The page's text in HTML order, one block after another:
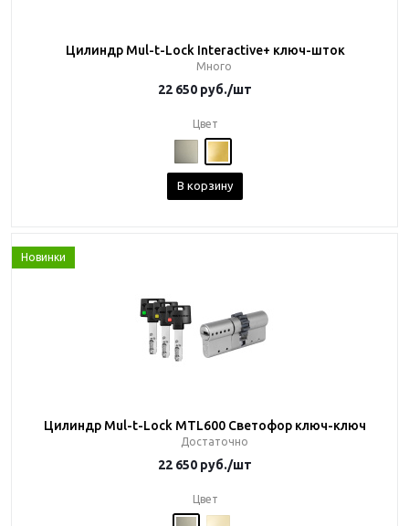
Цилиндр Mul-t-Lock Interactive+ ключ-шток
Много
22 650 руб./шт
Цвет
В корзину
Новинки
Цилиндр Mul-t-Lock MTL600 Светофор ключ-ключ
Достаточно
22 650 руб./шт
Цвет